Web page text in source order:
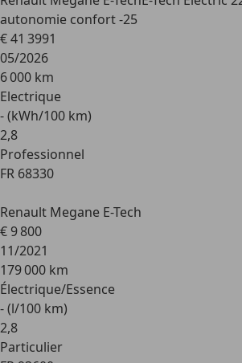
autonomie confort -25
€ 41 3991
05/2026
6 000 km
Electrique
- (kWh/100 km)
2,8
Professionnel
FR 68330
Renault Megane E-Tech
€ 9 800
11/2021
179 000 km
Électrique/Essence
- (l/100 km)
2,8
Particulier